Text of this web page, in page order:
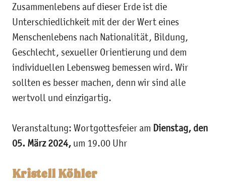
Zusammenlebens auf dieser Erde ist die
Unterschiedlichkeit mit der der Wert eines
Menschenlebens nach Nationalität, Bildung,
Geschlecht, sexueller Orientierung und dem
individuellen Lebensweg bemessen wird. Wir
sollten es besser machen, denn wir sind alle
wertvoll und einzigartig.
Veranstaltung: Wortgottesfeier am Dienstag, den
05. März 2024, um 19.00 Uhr
Kristell Köhler